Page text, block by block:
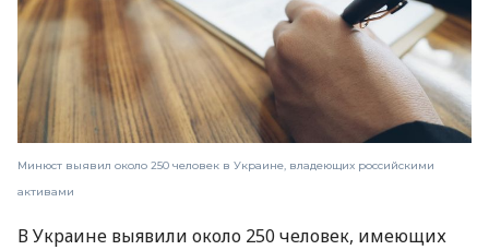
Минюст выявил около 250 человек в Украине, владеющих российскими
активами
В Украине выявили около 250 человек, имеющих